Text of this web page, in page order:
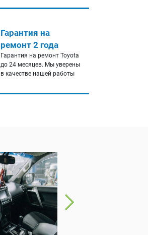
Гарантия на
ремонт 2 года
Гарантия на ремонт Toyota
до 24 месяцев. Мы уверены
в качестве нашей работы